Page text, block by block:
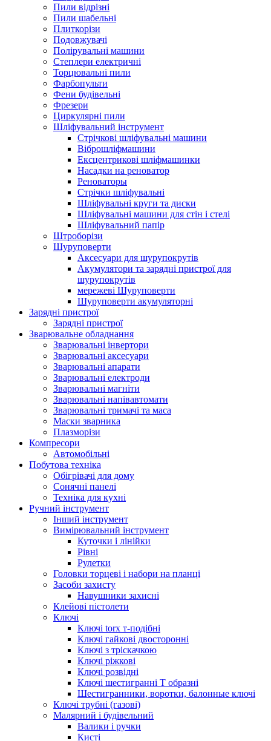
Пили відрізні
Пили шабельні
Плиткорізи
Подовжувачі
Полірувальні машини
Степлери електричні
Торцювальні пили
Фарбопульти
Фени будівельні
Фрезери
Циркулярні пили
Шліфувальний інструмент
Cтрічкові шліфувальні машини
Віброшліфмашини
Ексцентрикові шліфмашинки
Насадки на реноватор
Реноваторы
Стрічки шліфувальні
Шліфувальні круги та диски
Шліфувальні машини для стін і стелі
Шліфувальний папір
Штроборізи
Шуруповерти
Аксесуари для шурупокрутів
Акумулятори та зарядні пристрої для
шурупокрутів
мережеві Шуруповерти
Шуруповерти акумуляторні
Зарядні пристрої
Зарядні пристрої
Зварювальне обладнання
Зварювальні інвертори
Зварювальні аксесуари
Зварювальні апарати
Зварювальні електроди
Зварювальні магніти
Зварювальні напівавтомати
Зварювальні тримачі та маса
Маски зварника
Плазморізи
Компресори
Автомобільні
Побутова техніка
Обігрівачі для дому
Сонячні панелі
Техніка для кухні
Ручний інструмент
Інший інструмент
Вимірювальний інструмент
Куточки і лінійки
Рівні
Рулетки
Головки торцеві і набори на планці
Засоби захисту
Навушники захисні
Клейові пістолети
Ключі
Ключі torx т-подібні
Ключі гайкові двосторонні
Ключі з тріскачкою
Ключі ріжкові
Ключі розвідні
Ключі шестигранні Т образні
Шестигранники, воротки, балонные ключі
Ключі трубні (газові)
Малярний і будівельний
Валики і ручки
Кисті